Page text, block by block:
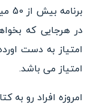
در هرجایی که
امتیاز به دست
امتیاز می باشد.
امروزه افراد رو